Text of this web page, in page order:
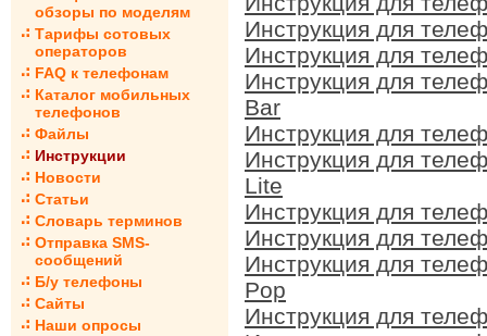
обзоры по моделям
Тарифы сотовых
операторов
FAQ к телефонам
Каталог мобильных
телефонов
Файлы
Инструкции
Новости
Статьи
Словарь терминов
Отправка SMS-
сообщений
Б/у телефоны
Сайты
Наши опросы
Инструкция для
Инструкция для
Инструкция для
Bar
Инструкция для
Инструкция для
Lite
Инструкция для
Инструкция для
Инструкция для
Pop
Инструкция для